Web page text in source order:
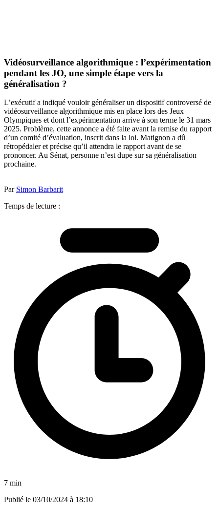
Vidéosurveillance algorithmique : l’expérimentation
pendant les JO, une simple étape vers la
généralisation ?
L’exécutif a indiqué vouloir généraliser un dispositif controversé de
vidéosurveillance algorithmique mis en place lors des Jeux
Olympiques et dont l’expérimentation arrive à son terme le 31 mars
2025. Problème, cette annonce a été faite avant la remise du rapport
d’un comité d’évaluation, inscrit dans la loi. Matignon a dû
rétropédaler et précise qu’il attendra le rapport avant de se
prononcer. Au Sénat, personne n’est dupe sur sa généralisation
prochaine.
Par Simon Barbarit
Temps de lecture :
7 min
Publié le 03/10/2024 à 18:10